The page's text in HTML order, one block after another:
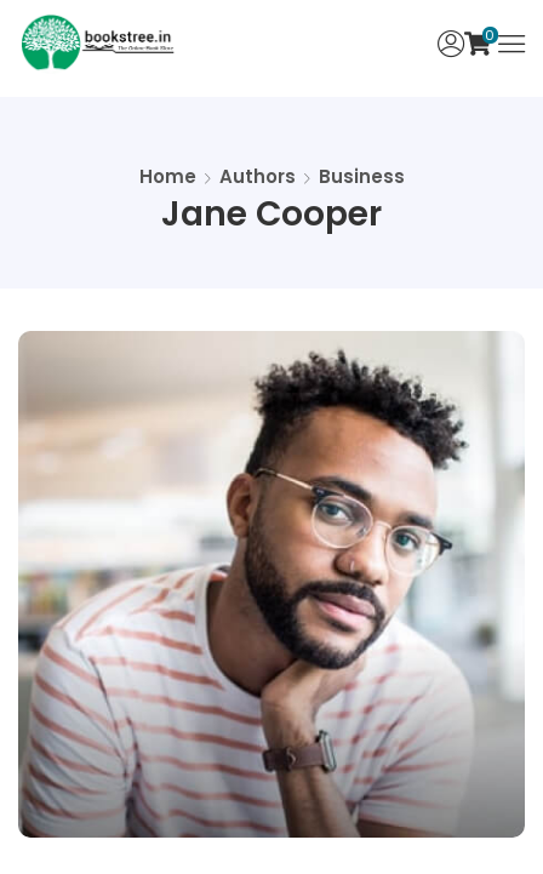
0
Home Authors Business
Jane Cooper